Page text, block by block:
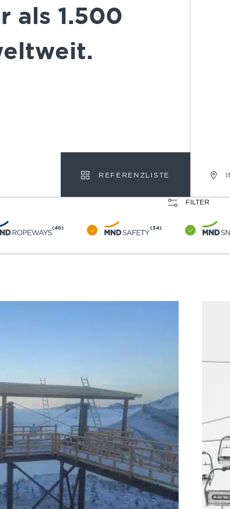
als 1.500
REFERENZLISTE
FILTER
(46) (34)